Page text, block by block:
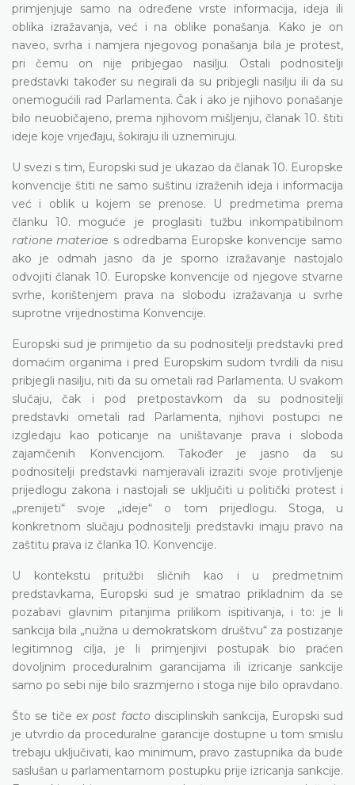
primjenjuje samo na određene vrste informacija, ideja ili
oblika izražavanja, već i na oblike ponašanja. Kako je on
naveo, svrha i namjera njegovog ponašanja bila je protest,
pri čemu on nije pribjegao nasilju. Ostali podnositelji
predstavki također su negirali da su pribjegli nasilju ili da su
onemogućili rad Parlamenta. Čak i ako je njihovo ponašanje
bilo neuobičajeno, prema njihovom mišljenju, članak 10. štiti
ideje koje vrijeđaju, šokiraju ili uznemiruju.
U svezi s tim, Europski sud je ukazao da članak 10. Europske
konvencije štiti ne samo suštinu izraženih ideja i informacija
već i oblik u kojem se prenose. U predmetima prema
članku 10. moguće je proglasiti tužbu inkompatibilnom
ratione materiae s odredbama Europske konvencije samo
ako je odmah jasno da je sporno izražavanje nastojalo
odvojiti članak 10. Europske konvencije od njegove stvarne
svrhe, korištenjem prava na slobodu izražavanja u svrhe
suprotne vrijednostima Konvencije.
Europski sud je primijetio da su podnositelji predstavki pred
domaćim organima i pred Europskim sudom tvrdili da nisu
pribjegli nasilju, niti da su ometali rad Parlamenta. U svakom
slučaju, čak i pod pretpostavkom da su podnositelji
predstavki ometali rad Parlamenta, njihovi postupci ne
izgledaju kao poticanje na uništavanje prava i sloboda
zajamčenih Konvencijom. Također je jasno da su
podnositelji predstavki namjeravali izraziti svoje protivljenje
prijedlogu zakona i nastojali se uključiti u politički protest i
„prenijeti“ svoje „ideje“ o tom prijedlogu. Stoga, u
konkretnom slučaju podnositelji predstavki imaju pravo na
zaštitu prava iz članka 10. Konvencije.
U kontekstu pritužbi sličnih kao i u predmetnim
predstavkama, Europski sud je smatrao prikladnim da se
pozabavi glavnim pitanjima prilikom ispitivanja, i to: je li
sankcija bila „nužna u demokratskom društvu“ za postizanje
legitimnog cilja, je li primjenjivi postupak bio praćen
dovoljnim proceduralnim garancijama ili izricanje sankcije
samo po sebi nije bilo srazmjerno i stoga nije bilo opravdano.
Što se tičeex post facto disciplinskih sankcija, Europski sud
je utvrdio da proceduralne garancije dostupne u tom smislu
trebaju uključivati, kao minimum, pravo zastupnika da bude
saslušan u parlamentarnom postupku prije izricanja sankcije.